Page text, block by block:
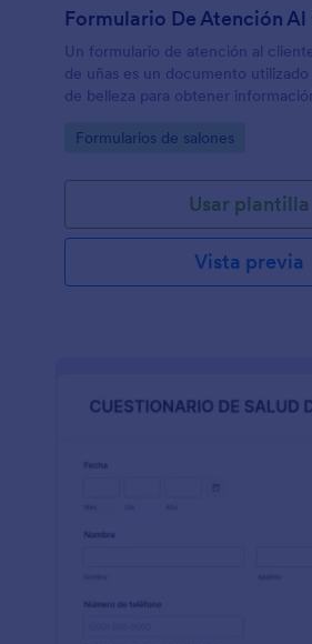
Un formulario de atención al
de uñas es un documento utilizado
de belleza para obtener
técnico de uñas podrá modificar
en las respuestas proporcionadas
Este formulario de consulta del
de uñas contiene campos que
información personal del cliente,
uñas que les gustaría obtener, el
ya fue reservado por otros
condición. Este formulario utiliza el
encuestado agregar
utilizando el Creador de formularios.
Go to Category:
Formularios de salones
Usar plantilla
Vista previa